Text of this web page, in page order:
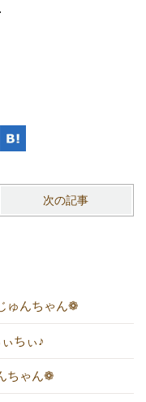
次の記事
んちゃん❁
ちぃ♪
ちゃん❁